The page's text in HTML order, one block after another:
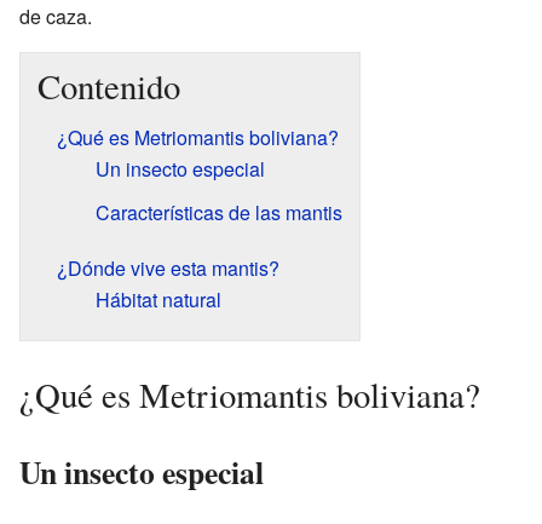
de caza.
Contenido
¿Qué es Metriomantis boliviana?
Un insecto especial
Características de las mantis
¿Dónde vive esta mantis?
Hábitat natural
¿Qué es Metriomantis boliviana?
Un insecto especial